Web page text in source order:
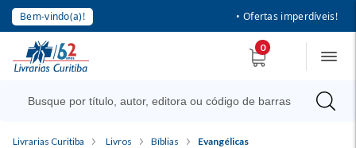
Bem-vindo(a)! • Ofertas imperdíveis!
0
Livrarias Curitiba Livros Bíblias Evangélicas